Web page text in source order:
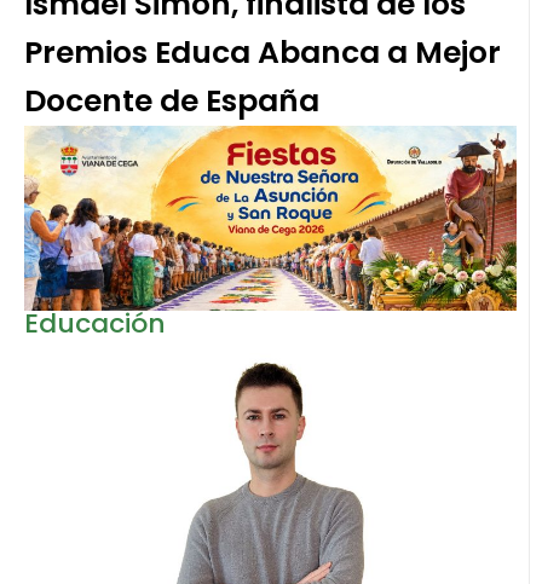
Premios Educa Abanca a Mejor
Docente de España
Educación